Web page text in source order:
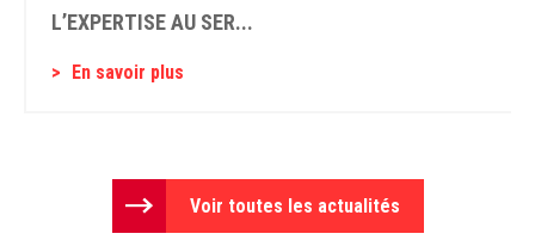
L’EXPERTISE AU SER...
En savoir plus
Voir toutes les actualités